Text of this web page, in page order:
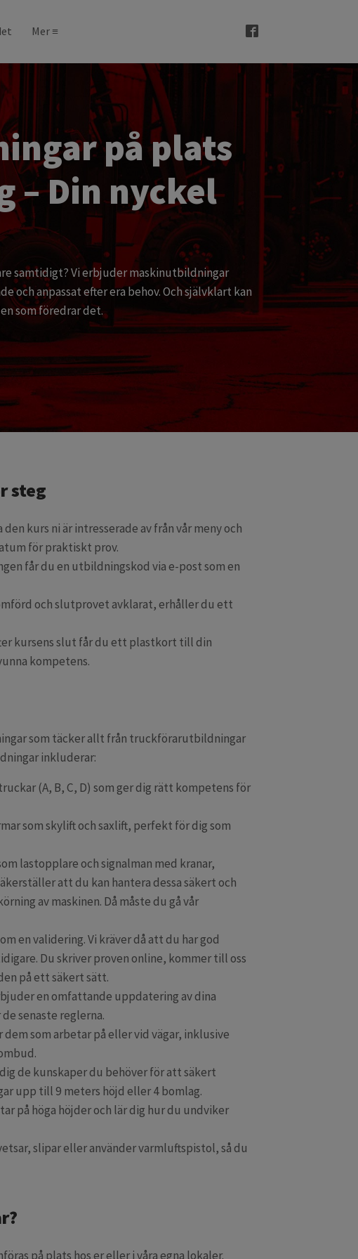
Mer ≡
på plats
– Din nyckel
samtidigt? Vi erbjuder maskinutbildningar
och anpassat efter era behov. Och självklart kan
som föredrar det.
steg
kurs ni är intresserade av från vår meny och
för praktiskt prov.
får du en utbildningskod via e-post som en
och slutprovet avklarat, erhåller du ett
kursens slut får du ett plastkort till din
kompetens.
som täcker allt från truckförarutbildningar
inkluderar:
(A, B, C, D) som ger dig rätt kompetens för
som skylift och saxlift, perfekt för dig som
lastopplare och signalman med kranar,
att du kan hantera dessa säkert och
av maskinen. Då måste du gå vår
en validering. Vi kräver då att du har god
Du skriver proven online, kommer till oss
på ett säkert sätt.
en omfattande uppdatering av dina
senaste reglerna.
dem som arbetar på eller vid vägar, inklusive
de kunskaper du behöver för att säkert
upp till 9 meters höjd eller 4 bomlag.
på höga höjder och lär dig hur du undviker
slipar eller använder varmluftspistol, så du
på plats hos er eller i våra egna lokaler.